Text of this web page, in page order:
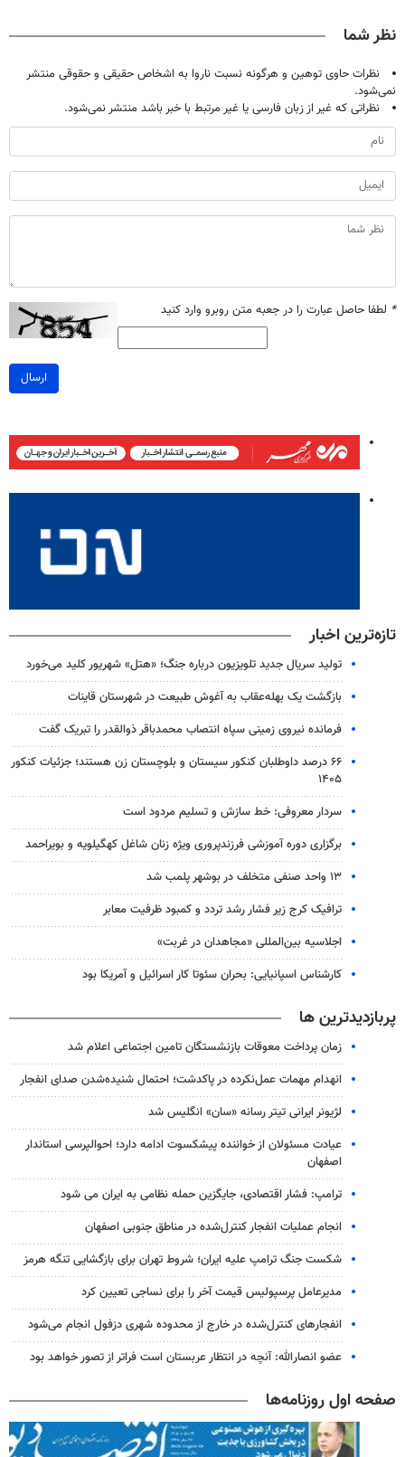
نظر شما
نظرات حاوی توهین و هرگونه نسبت ناروا به اشخاص حقیقی و حقوقی منتشر
نمی‌شود.
نظراتی که غیر از زبان فارسی یا غیر مرتبط با خبر باشد منتشر نمی‌شود.
* لطفا حاصل عبارت را در جعبه متن روبرو وارد کنید
ارسال
تازه‌ترین اخبار
تولید سریال جدید تلویزیون درباره جنگ؛ «هتل» شهریور کلید می‌خورد
بازگشت یک بهله‌عقاب به آغوش طبیعت در شهرستان قاینات
فرمانده نیروی زمینی سپاه انتصاب محمدباقر ذوالقدر را تبریک گفت
۶۶ درصد داوطلبان کنکور سیستان و بلوچستان زن هستند؛ جزئیات کنکور
۱۴۰۵
سردار معروفی: خط سازش و تسلیم مردود است
برگزاری دوره آموزشی فرزندپروری ویژه زنان شاغل کهگیلویه و بویراحمد
۱۳ واحد صنفی متخلف در بوشهر پلمب شد
ترافیک کرج زیر فشار رشد تردد و کمبود ظرفیت معابر
اجلاسیه بین‌المللی «مجاهدان در غربت»
کارشناس اسپانیایی: بحران سئوتا کار اسرائیل و آمریکا بود
پربازدیدترین ها
زمان پرداخت معوقات بازنشستگان تامین اجتماعی اعلام شد
انهدام مهمات عمل‌نکرده در پاکدشت؛ احتمال شنیده‌شدن صدای انفجار
لژیونر ایرانی تیتر رسانه «سان» انگلیس شد
عیادت مسئولان از خواننده پیشکسوت ادامه دارد؛ احوالپرسی استاندار
اصفهان
ترامپ: فشار اقتصادی، جایگزین حمله نظامی به ایران می شود
انجام عملیات انفجار کنترل‌شده در مناطق جنوبی اصفهان
شکست جنگ ترامپ علیه ایران؛ شروط تهران برای بازگشایی تنگه هرمز
مدیرعامل پرسپولیس قیمت آخر را برای نساجی تعیین کرد
انفجارهای کنترل‌شده در خارج از محدوده شهری دزفول انجام می‌شود
عضو انصارالله: آنچه در انتظار عربستان است فراتر از تصور خواهد بود
صفحه اول روزنامه‌ها